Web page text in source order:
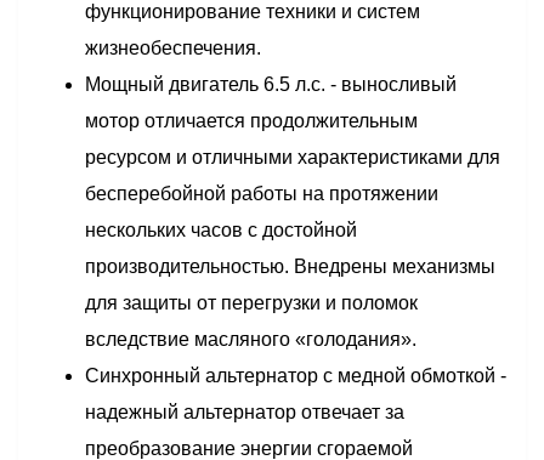
функционирование техники и систем
жизнеобеспечения.
Мощный двигатель 6.5 л.с. - выносливый
мотор отличается продолжительным
ресурсом и отличными характеристиками для
бесперебойной работы на протяжении
нескольких часов с достойной
производительностью. Внедрены механизмы
для защиты от перегрузки и поломок
вследствие масляного «голодания».
Синхронный альтернатор с медной обмоткой -
надежный альтернатор отвечает за
преобразование энергии сгораемой